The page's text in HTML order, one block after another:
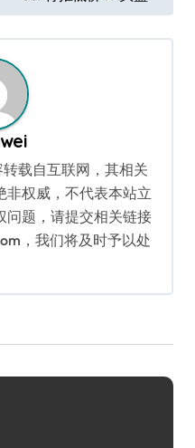
转载自互联网，其相关
非权威，不代表本站立
问题，请提交相关链接
，我们将及时予以处